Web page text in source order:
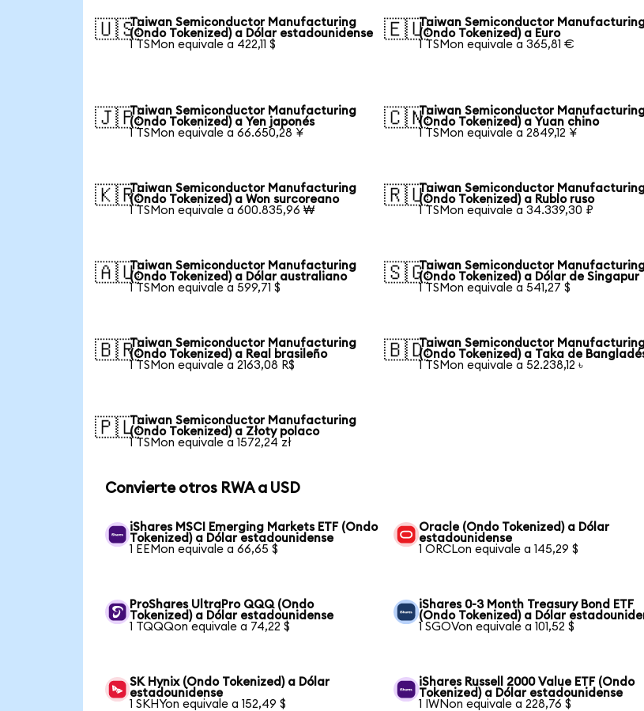
🇺🇸Taiwan Semiconductor Manufacturing
(Ondo Tokenized) a Dólar estadounidense
1 TSMon equivale a 422,11 $
🇪🇺Taiwan Semiconductor
(Ondo Tokenized) a Euro
1 TSMon equivale a 365,81 €
🇯🇵Taiwan Semiconductor Manufacturing
(Ondo Tokenized) a Yen japonés
1 TSMon equivale a 66.650,28 ¥
🇨🇳Taiwan Semiconductor
(Ondo Tokenized) a Yuan chino
1 TSMon equivale a 2849,12 ¥
🇰🇷Taiwan Semiconductor Manufacturing
(Ondo Tokenized) a Won surcoreano
1 TSMon equivale a 600.835,96 ₩
🇷🇺Taiwan Semiconductor
(Ondo Tokenized) a Rublo ruso
1 TSMon equivale a 34.339,30 ₽
🇦🇺Taiwan Semiconductor Manufacturing
(Ondo Tokenized) a Dólar australiano
1 TSMon equivale a 599,71 $
🇸🇬Taiwan Semiconductor
(Ondo Tokenized) a Dólar de Singapur
1 TSMon equivale a 541,27 $
🇧🇷Taiwan Semiconductor Manufacturing
(Ondo Tokenized) a Real brasileño
1 TSMon equivale a 2163,08 R$
🇧🇩Taiwan Semiconductor
(Ondo Tokenized) a Taka de
1 TSMon equivale a 52.238,12 ৳
🇵🇱Taiwan Semiconductor Manufacturing
(Ondo Tokenized) a Złoty polaco
1 TSMon equivale a 1572,24 zł
Convierte otros RWA a USD
iShares MSCI Emerging Markets ETF (Ondo
Tokenized) a Dólar estadounidense
1 EEMon equivale a 66,65 $
Oracle (Ondo Tokenized) a Dólar
estadounidense
1 ORCLon equivale a 145,29 $
ProShares UltraPro QQQ (Ondo
Tokenized) a Dólar estadounidense
1 TQQQon equivale a 74,22 $
iShares 0-3 Month Treasury Bond ETF
(Ondo Tokenized) a Dólar
1 SGOVon equivale a 101,52 $
SK Hynix (Ondo Tokenized) a Dólar
estadounidense
1 SKHYon equivale a 152,49 $
iShares Russell 2000 Value ETF (Ondo
Tokenized) a Dólar estadounidense
1 IWNon equivale a 228,76 $